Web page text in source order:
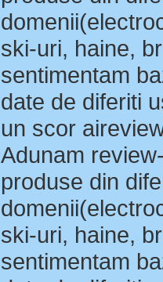
ski-uri, haine,
sentimentam
date de diferiti
un scor
Adunam
produse din
ski-uri, haine,
sentimentam